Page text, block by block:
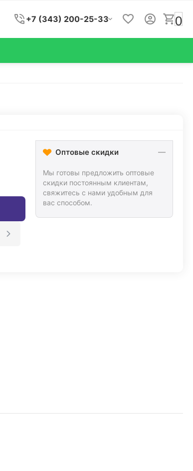
+7 (343) 200-25-33 0
Оптовые скидки
Мы готовы предложить оптовые
скидки постоянным клиентам,
свяжитесь с нами удобным для
вас способом.